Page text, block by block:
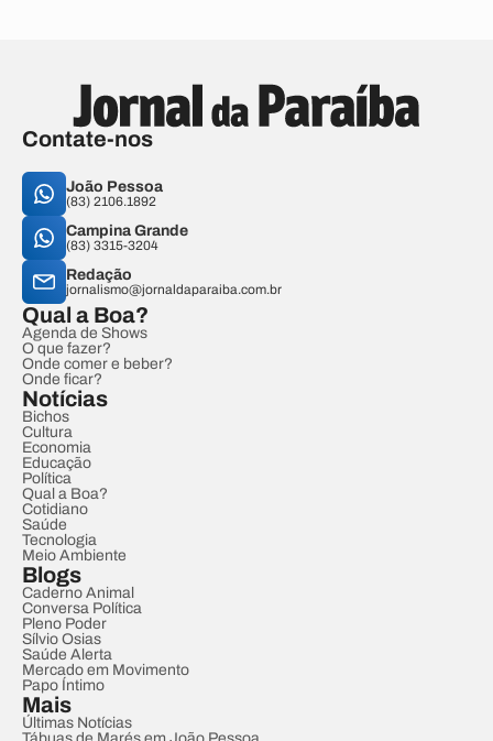
Contate-nos
João Pessoa
(83) 2106.1892
Campina Grande
(83) 3315-3204
Redação
jornalismo@jornaldaparaiba.com.br
Qual a Boa?
Agenda de Shows
O que fazer?
Onde comer e beber?
Onde ficar?
Notícias
Bichos
Cultura
Economia
Educação
Política
Qual a Boa?
Cotidiano
Saúde
Tecnologia
Meio Ambiente
Blogs
Caderno Animal
Conversa Política
Pleno Poder
Sílvio Osias
Saúde Alerta
Mercado em Movimento
Papo Íntimo
Mais
Últimas Notícias